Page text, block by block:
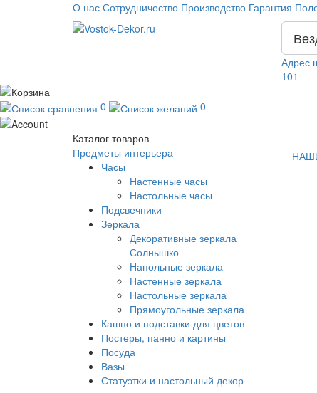
О нас Сотрудничество Производство Гарантия
Адрес
101
0 0
Каталог товаров
Предметы интерьера
Часы
Настенные часы
Настольные часы
Подсвечники
Зеркала
Декоративные зеркала
Солнышко
Напольные зеркала
Настенные зеркала
Настольные зеркала
Прямоугольные зеркала
Кашпо и подставки для цветов
Постеры, панно и картины
Посуда
Вазы
Статуэтки и настольный декор